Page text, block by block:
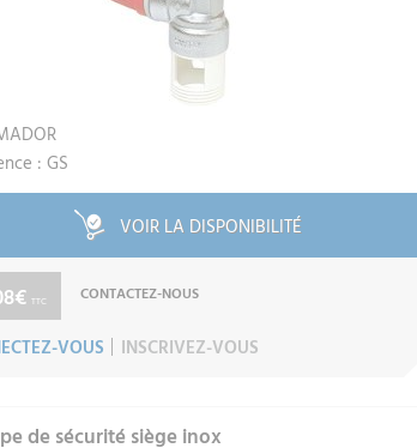
: GS
VOIR LA DISPONIBILITÉ
TTC CONTACTEZ-NOUS
VOUS INSCRIVEZ-VOUS
de sécurité siège inox